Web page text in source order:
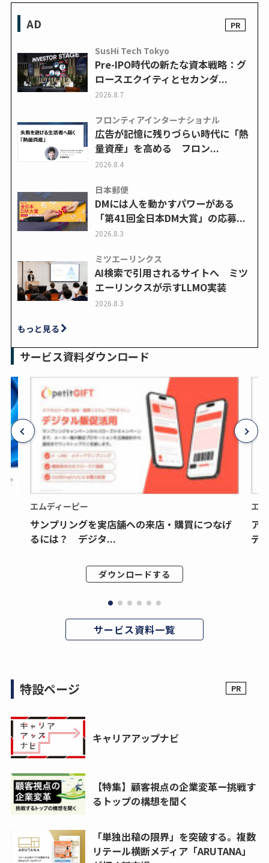
AD
SusHi Tech Tokyo
Pre-IPO時代の新たな資本戦略：グ
ロースエクイティとセカンダ...
2026.8.7
フロンティアインターナショナル
広告が記憶に残りづらい時代に「熱
量資産」を高める フロン...
2026.8.4
日本郵便
DMには人を動かすパワーがある
「第41回全日本DM大賞」の応募...
2026.8.3
ミツエーリンクス
AI検索で引用されるサイトへ ミツ
エーリンクスが示すLLMO実装
2026.8.3
もっと見る
サービス資料ダウンロード
エムディーピー
サンプリングを実店舗への来店・購買につなげ
るには？ デジタ...
ダウンロードする
エ
ア
デ
サービス資料一覧
特設ページ
キャリアアップナビ
【特集】顧客視点の企業変革ー挑戦す
るトップの構想を聞く
「単独出稿の限界」を突破する。複数
リテール横断メディア「ARUTANA」